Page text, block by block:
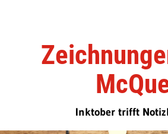
Inktober trifft